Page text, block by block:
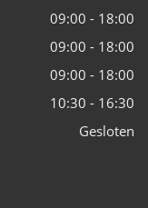
09:00 - 18:00
09:00 - 18:00
09:00 - 18:00
10:30 - 16:30
Gesloten